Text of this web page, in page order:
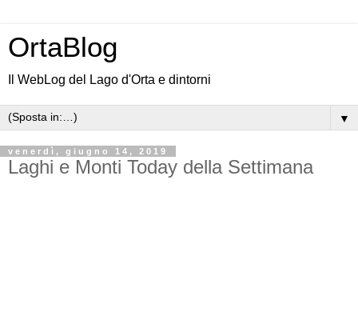
OrtaBlog
Il WebLog del Lago d'Orta e dintorni
▼
venerdì, giugno 14, 2019
Laghi e Monti Today della Settimana